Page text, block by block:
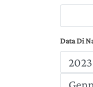
Data Di